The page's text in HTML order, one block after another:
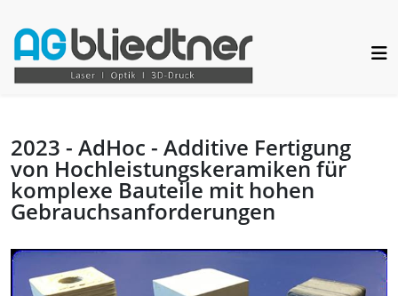
2023 - AdHoc - Additive Fertigung
von Hochleistungskeramiken für
komplexe Bauteile mit hohen
Gebrauchsanforderungen